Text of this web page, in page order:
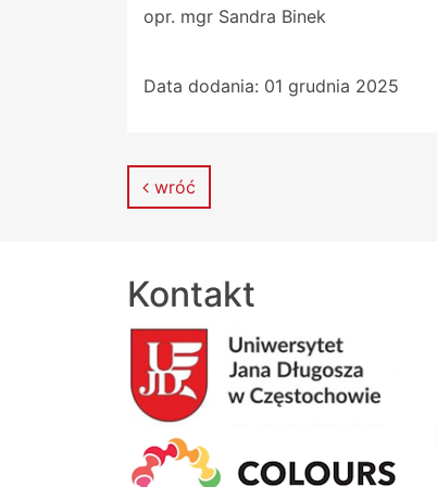
opr. mgr Sandra Binek
Data dodania: 01 grudnia 2025
wróć
Kontakt